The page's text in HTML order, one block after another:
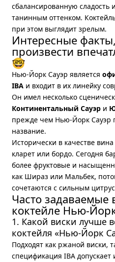
сбалансированную сладость
танинным оттенком.
при этом выглядит зрелым.
Интересные
произвести
🤓
Нью-Йорк Сауэр является
IBA и входит в их линейку
Он имел несколько
Континентальный Сауэр и
прежде чем Нью-Йорк Сауэр
название.
Исторически в качестве
кларет или бордо. Сегодня
более фруктовые и
как Шираз или Мальбек,
сочетаются с сильным
Часто задаваемые
коктейле Нью-
1. Какой виски лучше
коктейля «Нью-Йорк
Подходят как ржаной виски,
спецификация IBA